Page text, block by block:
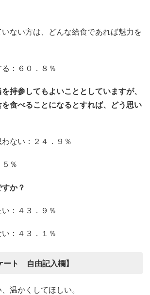
いない方は、どんな給食であれば魅力を
：６０．８％
を持参してもよいこととしていますが、
食べることになるとすれば、どう思い
ない：２４．９％
％
すか？
：４３．９％
：４３．１％
ート 自由記入欄】
温かくしてほしい。